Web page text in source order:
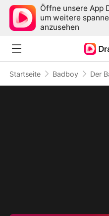
Öffne unsere App
um weitere
anzusehen
Startseite Badboy